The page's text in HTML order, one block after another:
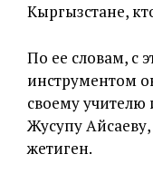
Кыргызстане,
По ее словам, с
инструментом
своему
Жусупу
жетиген.